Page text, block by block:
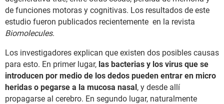
de funciones motoras y cognitivas. Los resultados de este
estudio fueron publicados recientemente en la revista
Biomolecules.
Los investigadores explican que existen dos posibles causas
para esto. En primer lugar, las bacterias y los virus que se
introducen por medio de los dedos pueden entrar en micro
heridas o pegarse a la mucosa nasal, y desde allí
propagarse al cerebro. En segundo lugar, naturalmente